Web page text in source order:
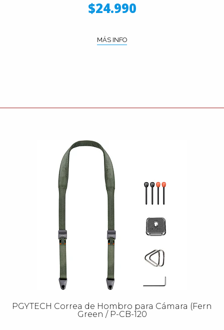
$24.990
MÁS INFO
PGYTECH Correa de Hombro para Cámara (Fern
Green / P-CB-120